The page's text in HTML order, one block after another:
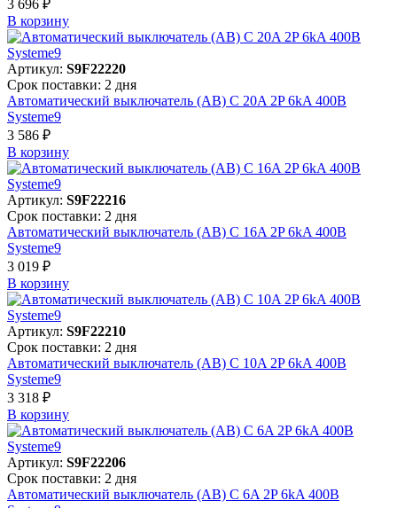
3 696 ₽
В корзинy
Артикул: S9F22220
Срок поставки: 2 дня
Автоматический выключатель (АВ) C 20A 2P 6kA 400В
Systeme9
3 586 ₽
В корзинy
Артикул: S9F22216
Срок поставки: 2 дня
Автоматический выключатель (АВ) C 16A 2P 6kA 400В
Systeme9
3 019 ₽
В корзинy
Артикул: S9F22210
Срок поставки: 2 дня
Автоматический выключатель (АВ) C 10A 2P 6kA 400В
Systeme9
3 318 ₽
В корзинy
Артикул: S9F22206
Срок поставки: 2 дня
Автоматический выключатель (АВ) C 6A 2P 6kA 400В